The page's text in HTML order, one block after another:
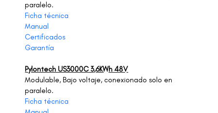
paralelo.
Ficha técnica
Manual
Certificados
Garantía
Pylontech US3000C 3,6KWh 48V
Modulable, Bajo voltaje, conexionado solo en
paralelo.
Ficha técnica